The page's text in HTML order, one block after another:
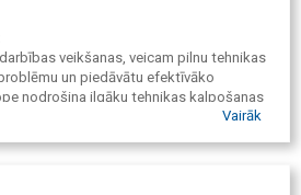
veikšanas, veicam pilnu tehnikas
un piedāvātu efektīvāko
nodrošina ilgāku tehnikas kalpošanas
Vairāk